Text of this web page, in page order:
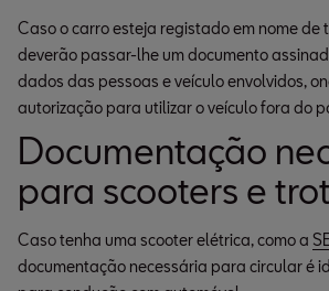
Caso o carro esteja registado em nome de
deverão passar-lhe um documento
dados das pessoas e veículo envolvidos,
autorização para utilizar o veículo fora do
Documentação
para scooters e
Caso tenha uma scooter elétrica, como a
documentação necessária para circular é